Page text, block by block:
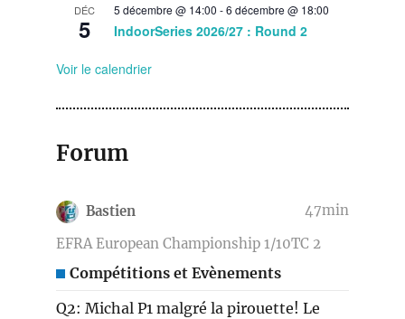
DÉC
5
5 décembre @ 14:00 -6 décembre @ 18:00
IndoorSeries 2026/27 : Round 2
Voir le calendrier
Forum
Bastien
47min
EFRA European Championship 1/10TC 2
Compétitions et Evènements
Q2: Michal P1 malgré la pirouette! Le